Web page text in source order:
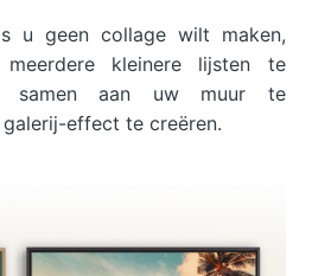
u geen collage wilt maken,
kleinere lijsten te
samen aan uw muur te
effect te creëren.